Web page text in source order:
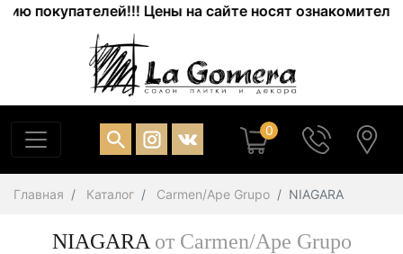
Цены на сайте носят ознакомительный
0
Главная Каталог Carmen/Ape Grupo NIAGARA
NIAGARA от Carmen/Ape Grupo